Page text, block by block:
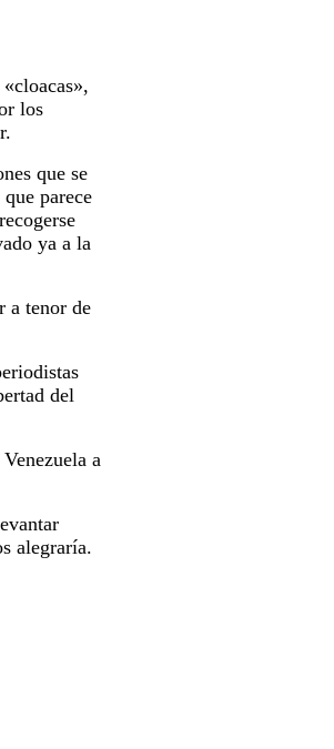
los
que se
parece
ya a la
a tenor de
del
a
alegraría.